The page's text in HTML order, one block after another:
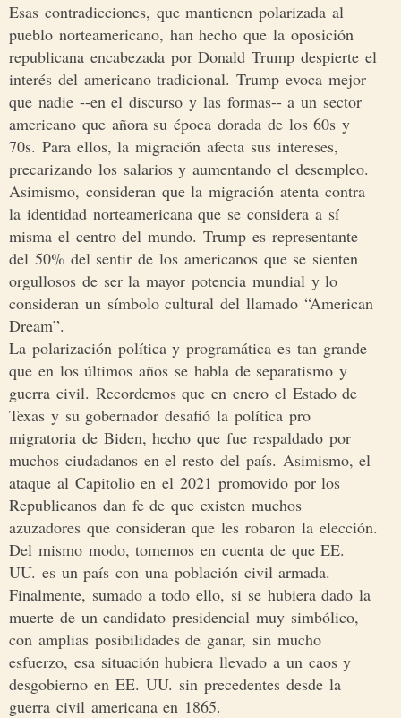
Esas contradicciones, que mantienen polarizada al
pueblo norteamericano, han hecho que la oposición
republicana encabezada por Donald Trump despierte el
interés del americano tradicional. Trump evoca mejor
que nadie --en el discurso y las formas-- a un sector
americano que añora su época dorada de los 60s y
70s. Para ellos, la migración afecta sus intereses,
precarizando los salarios y aumentando el desempleo.
Asimismo, consideran que la migración atenta contra
la identidad norteamericana que se considera a sí
misma el centro del mundo. Trump es representante
del 50% del sentir de los americanos que se sienten
orgullosos de ser la mayor potencia mundial y lo
consideran un símbolo cultural del llamado “American
Dream”.
La polarización política y programática es tan grande
que en los últimos años se habla de separatismo y
guerra civil. Recordemos que en enero el Estado de
Texas y su gobernador desafió la política pro
migratoria de Biden, hecho que fue respaldado por
muchos ciudadanos en el resto del país. Asimismo, el
ataque al Capitolio en el 2021 promovido por los
Republicanos dan fe de que existen muchos
azuzadores que consideran que les robaron la elección.
Del mismo modo, tomemos en cuenta de que EE.
UU. es un país con una población civil armada.
Finalmente, sumado a todo ello, si se hubiera dado la
muerte de un candidato presidencial muy simbólico,
con amplias posibilidades de ganar, sin mucho
esfuerzo, esa situación hubiera llevado a un caos y
desgobierno en EE. UU. sin precedentes desde la
guerra civil americana en 1865.